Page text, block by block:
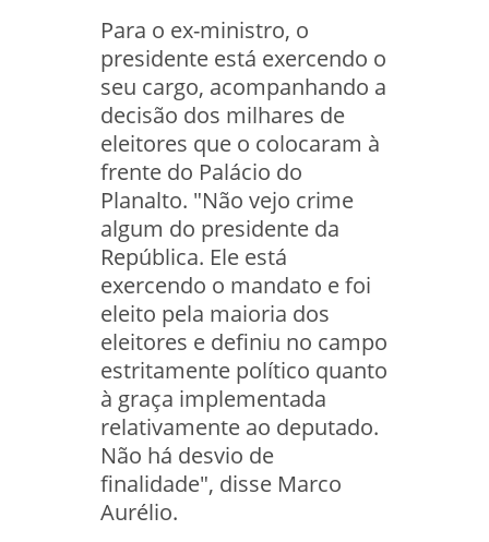
Para o ex-ministro, o
presidente está exercendo o
seu cargo, acompanhando a
decisão dos milhares de
eleitores que o colocaram à
frente do Palácio do
Planalto. "Não vejo crime
algum do presidente da
República. Ele está
exercendo o mandato e foi
eleito pela maioria dos
eleitores e definiu no campo
estritamente político quanto
à graça implementada
relativamente ao deputado.
Não há desvio de
finalidade", disse Marco
Aurélio.